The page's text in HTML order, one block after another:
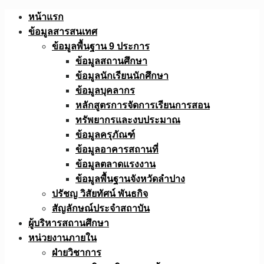
Skip
หน้าแรก
ข้อมูลสารสนเทศ
ข้อมูลพื้นฐาน 9 ประการ
ข้อมูลสถานศึกษา
ข้อมูลนักเรียนนักศึกษา
ข้อมูลบุคลากร
หลักสูตรการจัดการเรียนการสอน
ทรัพยากรและงบประมาณ
ข้อมูลครุภัณฑ์
ข้อมูลอาคารสถานที่
ข้อมูลตลาดแรงงาน
ข้อมูลพื้นฐานจังหวัดลำปาง
ปรัชญ วิสัยทัศน์ พันธกิจ
สัญลักษณ์ประจำสถาบัน
ผู้บริหารสถานศึกษา
หน่วยงานภายใน
ฝ่ายวิชาการ